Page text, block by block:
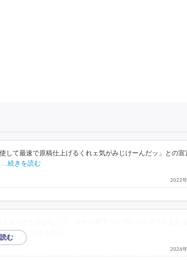
て最速で原稿仕上げるくれェ気がみじけーんだッ」との宣
…続きを読む
2022
読み始 …続きを読む
2024